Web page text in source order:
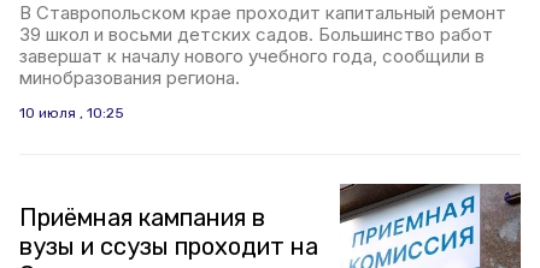
В Ставропольском крае проходит капитальный ремонт
39 школ и восьми детских садов. Большинство работ
завершат к началу нового учебного года, сообщили в
минобразования региона.
10 июля , 10:25
Приёмная кампания в
вузы и ссузы проходит на